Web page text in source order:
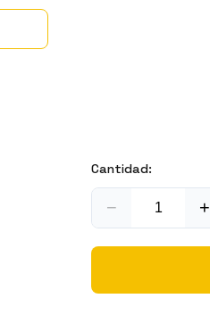
Cantidad:
− +